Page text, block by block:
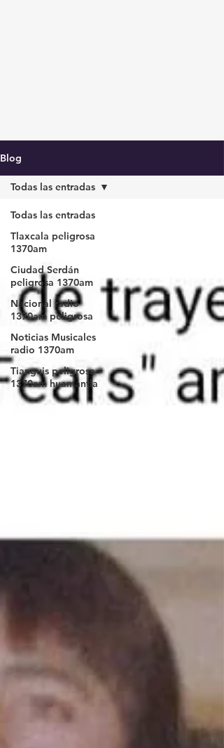
Blog
Todas las entradas
Tlaxcala peligrosa
1370am
Ciudad Serdán
peligrosa 1370am
Nacional radio
1370am peligrosa
Noticias Musicales
radio 1370am
Tianguis peligrosa
1370am huamantla
Todas las entradas